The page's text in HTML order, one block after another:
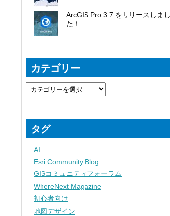
ArcGIS Pro 3.7 をリリースしまし
た！
カテゴリー
タグ
AI
Esri Community Blog
GISコミュニティフォーラム
WhereNext Magazine
初心者向け
地図デザイン